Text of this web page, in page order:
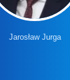
Jarosław Jurga